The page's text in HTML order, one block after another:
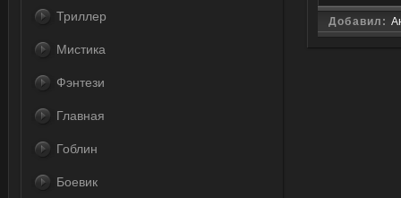
Добавил:
Триллер
Мистика
Фэнтези
Главная
Гоблин
Боевик